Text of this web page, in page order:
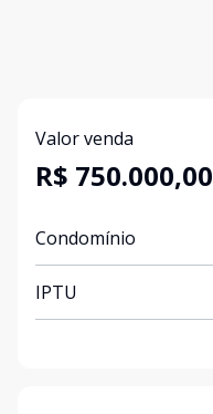
Valor venda
R$ 750.000,00
Condomínio
IPTU